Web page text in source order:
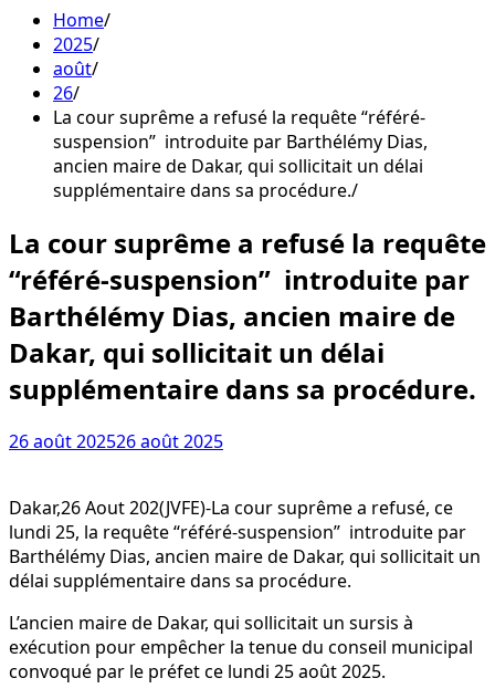
Home
2025
août
26
La cour suprême a refusé la requête “référé-
suspension” introduite par Barthélémy Dias,
ancien maire de Dakar, qui sollicitait un délai
supplémentaire dans sa procédure.
La cour suprême a refusé la requête
“référé-suspension” introduite par
Barthélémy Dias, ancien maire de
Dakar, qui sollicitait un délai
supplémentaire dans sa procédure.
26 août 202526 août 2025
Dakar,26 Aout 202(JVFE)-La cour suprême a refusé, ce
lundi 25, la requête “référé-suspension” introduite par
Barthélémy Dias, ancien maire de Dakar, qui sollicitait un
délai supplémentaire dans sa procédure.
L’ancien maire de Dakar, qui sollicitait un sursis à
exécution pour empêcher la tenue du conseil municipal
convoqué par le préfet ce lundi 25 août 2025.